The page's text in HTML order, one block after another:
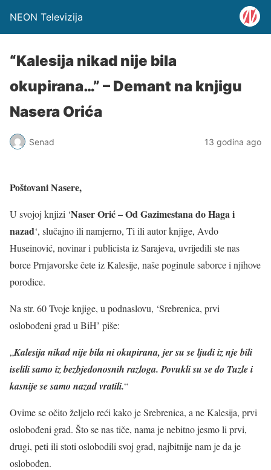
NEON Televizija
“Kalesija nikad nije bila
okupirana…” – Demant na knjigu
Nasera Orića
Senad 13 godina ago
Poštovani Nasere,
U svojoj knjizi ‘Naser Orić – Od Gazimestana do Haga i
nazad‘, slučajno ili namjerno, Ti ili autor knjige, Avdo
Huseinović, novinar i publicista iz Sarajeva, uvrijedili ste nas
borce Prnjavorske čete iz Kalesije, naše poginule saborce i njihove
porodice.
Na str. 60 Tvoje knjige, u podnaslovu, ‘Srebrenica, prvi
oslobođeni grad u BiH’ piše:
„Kalesija nikad nije bila ni okupirana, jer su se ljudi iz nje bili
iselili samo iz bezbjedonosnih razloga. Povukli su se do Tuzle i
kasnije se samo nazad vratili.“
Ovime se očito željelo reći kako je Srebrenica, a ne Kalesija, prvi
oslobođeni grad. Što se nas tiče, nama je nebitno jesmo li prvi,
drugi, peti ili stoti oslobodili svoj grad, najbitnije nam je da je
oslobođen.